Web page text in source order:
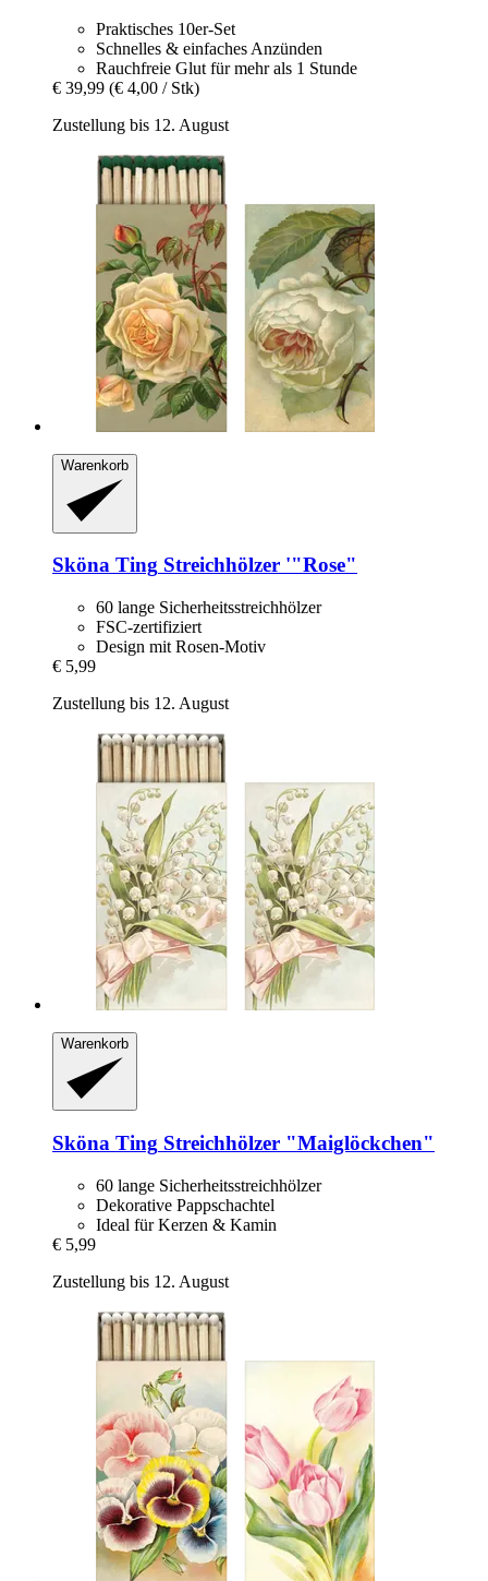
Praktisches 10er-Set
Schnelles & einfaches Anzünden
Rauchfreie Glut für mehr als 1 Stunde
€ 39,99 (€ 4,00 / Stk)
Zustellung bis 12. August
Warenkorb
Sköna Ting Streichhölzer '"Rose"
60 lange Sicherheitsstreichhölzer
FSC-zertifiziert
Design mit Rosen-Motiv
€ 5,99
Zustellung bis 12. August
Warenkorb
Sköna Ting Streichhölzer "Maiglöckchen"
60 lange Sicherheitsstreichhölzer
Dekorative Pappschachtel
Ideal für Kerzen & Kamin
€ 5,99
Zustellung bis 12. August